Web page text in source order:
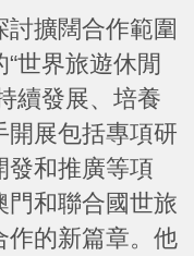
擴闊合作範圍
世界旅遊休閒
續發展、培養
開展包括專項研
發和推廣等項
門和聯合國世旅
作的新篇章。他